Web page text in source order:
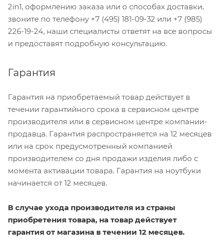
2in1, оформлению заказа или о способах доставки,
звоните по телефону +7 (495) 181-09-32 или +7 (985)
226-19-24, наши специалисты ответят на все вопросы
и предоставят подробную консультацию.
Гарантия
Гарантия на приобретаемый товар действует в
течении гарантийного срока в сервисном центре
производителя или в сервисном центре компании-
продавца. Гарантия распространяется на 12 месяцев
или на срок предусмотренный компанией
производителем со дня продажи изделия либо с
момента активации товара. Гарантия на ноутбуки
начинается от 12 месяцев.
В случае ухода производителя из страны
приобретения товара, на товар действует
гарантия от магазина в течении 12 месяцев.